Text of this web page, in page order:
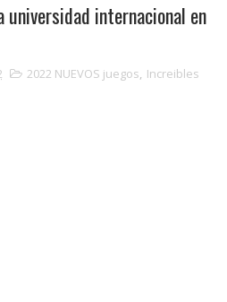
universidad internacional en
2022 NUEVOS juegos, Increibles